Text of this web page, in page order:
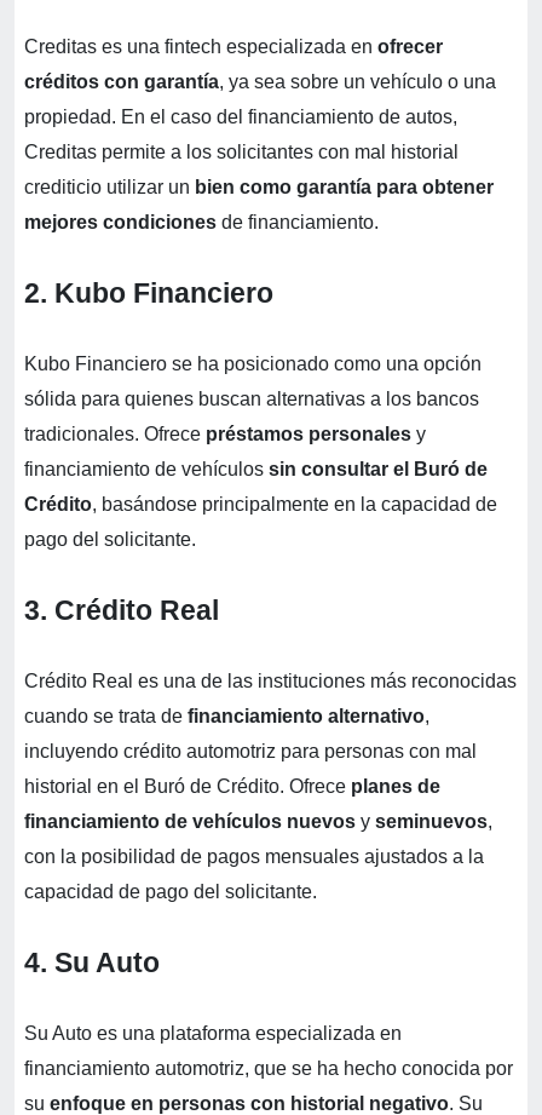
Creditas es una fintech especializada en ofrecer
créditos con garantía, ya sea sobre un vehículo o una
propiedad. En el caso del financiamiento de autos,
Creditas permite a los solicitantes con mal historial
crediticio utilizar un bien como garantía para obtener
mejores condiciones de financiamiento.
2. Kubo Financiero
Kubo Financiero se ha posicionado como una opción
sólida para quienes buscan alternativas a los bancos
tradicionales. Ofrece préstamos personales y
financiamiento de vehículos sin consultar el Buró de
Crédito, basándose principalmente en la capacidad de
pago del solicitante.
3. Crédito Real
Crédito Real es una de las instituciones más reconocidas
cuando se trata de financiamiento alternativo,
incluyendo crédito automotriz para personas con mal
historial en el Buró de Crédito. Ofrece planes de
financiamiento de vehículos nuevos y seminuevos,
con la posibilidad de pagos mensuales ajustados a la
capacidad de pago del solicitante.
4. Su Auto
Su Auto es una plataforma especializada en
financiamiento automotriz, que se ha hecho conocida por
su enfoque en personas con historial negativo. Su